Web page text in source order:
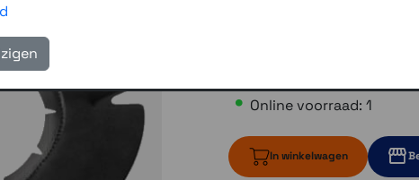
Online voorraad: 1
In winkelwagen